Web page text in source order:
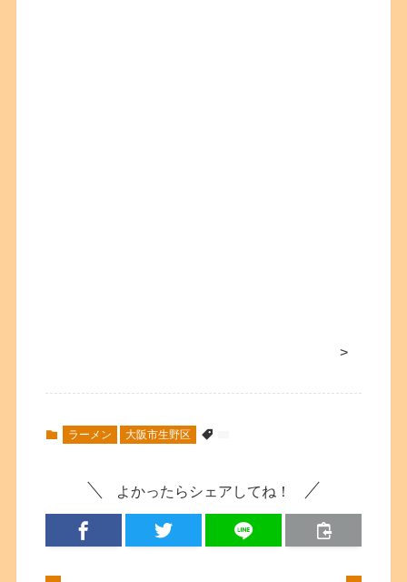
>
ラーメン 大阪市生野区
よかったらシェアしてね！